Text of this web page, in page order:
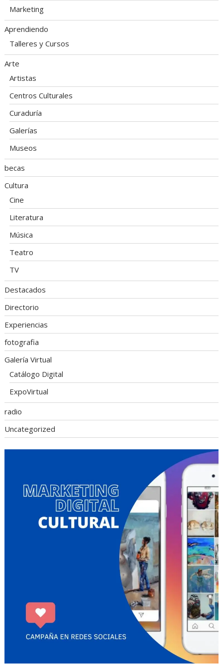
Marketing
Aprendiendo
Talleres y Cursos
Arte
Artistas
Centros Culturales
Curaduría
Galerías
Museos
becas
Cultura
Cine
Literatura
Música
Teatro
TV
Destacados
Directorio
Experiencias
fotografia
Galería Virtual
Catálogo Digital
ExpoVirtual
radio
Uncategorized